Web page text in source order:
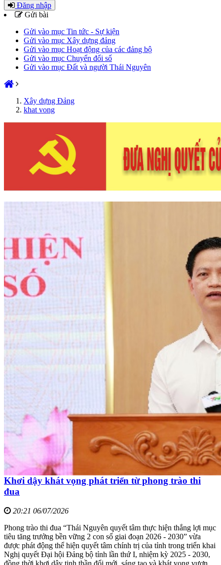
Đăng nhập
Gửi bài
Gửi vào mục Tin tức - Sự kiện
Gửi vào mục Xây dựng đảng
Gửi vào mục Hoạt động của các đảng bộ
Gửi vào mục Chuyển đổi số
Gửi vào mục Đất và người Thái Nguyên
Xây dựng Đảng
khat vong
Khơi dậy khát vọng phát triển từ phong trào thi
đua
20:21 06/07/2026
Phong trào thi đua “Thái Nguyên quyết tâm thực hiện thắng lợi mục
tiêu tăng trưởng bền vững 2 con số giai đoạn 2026 - 2030” vừa
được phát động thể hiện quyết tâm chính trị của tỉnh trong triển khai
Nghị quyết Đại hội Đảng bộ tỉnh lần thứ I, nhiệm kỳ 2025 - 2030,